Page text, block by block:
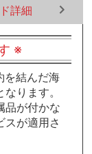
詳細 ラッ
※
を結んだ海
ります。
品が付かな
スが適用さ